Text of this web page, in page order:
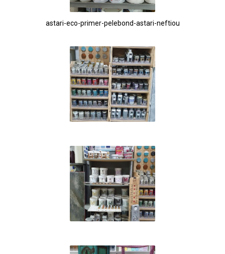
astari-eco-primer-pelebond-astari-neftiou